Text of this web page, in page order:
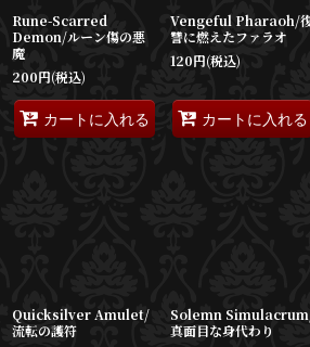
Rune-Scarred
Demon/ルーン傷の悪
魔
200円(税込)
カートに入れる
Vengeful Pharaoh/
讐に燃えたファラオ
120円(税込)
カートに入れる
Quicksilver Amulet/
流転の護符
Solemn
真面目な身代わり